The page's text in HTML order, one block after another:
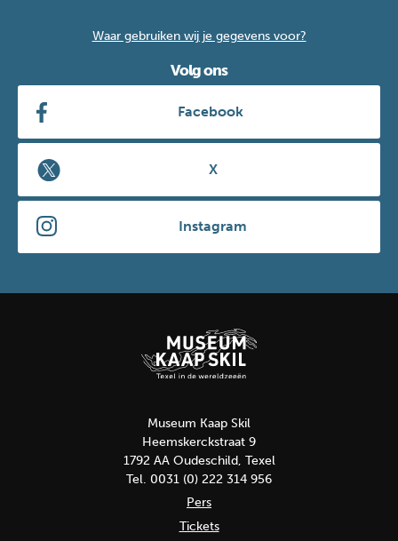
Waar gebruiken wij je gegevens voor?
Volg ons
Facebook
X
Instagram
Museum Kaap Skil
Heemskerckstraat 9
1792 AA Oudeschild, Texel
Tel. 0031 (0) 222 314 956
Pers
Tickets